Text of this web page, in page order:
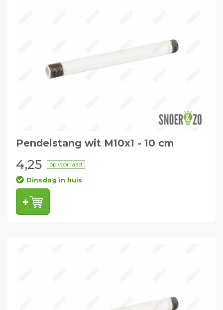
Pendelstang wit M10x1 - 10 cm
4,25 op voorraad
Dinsdag in huis